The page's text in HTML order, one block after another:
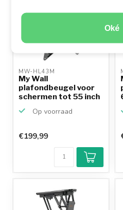
Oké
MW-HL43M
My Wall
plafondbeugel voor
schermen tot 55 inch
Op voorraad
€199,99